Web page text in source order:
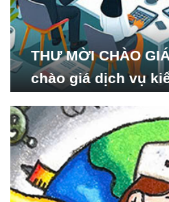
THƯ MỜI CHÀO
chào giá dịch vụ
Nghiên cứu Phát
hội_ISDS)